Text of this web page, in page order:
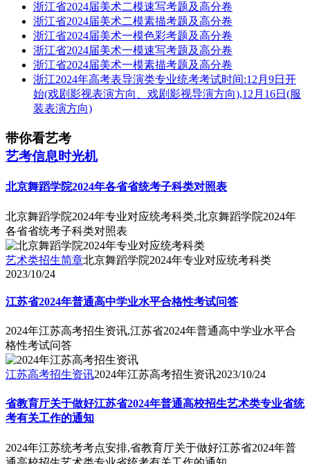
浙江省2024届美术二模速写考题及高分卷
浙江省2024届美术二模素描考题及高分卷
浙江省2024届美术一模色彩考题及高分卷
浙江省2024届美术一模速写考题及高分卷
浙江省2024届美术一模素描考题及高分卷
浙江2024年高考表导演类专业统考考试时间:12月9日开
始(戏剧影视表演方向、戏剧影视导演方向),12月16日(服
装表演方向)
带你看艺考
艺考信息时光机
北京舞蹈学院2024年各省省统考子科类对照表
北京舞蹈学院2024年专业对应统考科类,北京舞蹈学院2024年
各省省统考子科类对照表
艺术类招生简章北京舞蹈学院2024年专业对应统考科类
2023/10/24
江苏省2024年普通高中学业水平合格性考试问答
2024年江苏高考招生资讯,江苏省2024年普通高中学业水平合
格性考试问答
江苏高考招生资讯2024年江苏高考招生资讯2023/10/24
省教育厅关于做好江苏省2024年普通高校招生艺术类专业省统
考有关工作的通知
2024年江苏统考考点安排,省教育厅关于做好江苏省2024年普